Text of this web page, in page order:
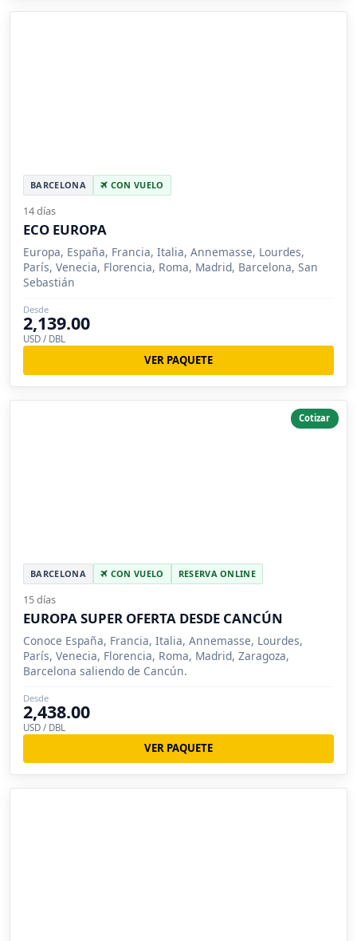
BARCELONA CON VUELO
14 días
ECO EUROPA
Europa, España, Francia, Italia, Annemasse, Lourdes,
París, Venecia, Florencia, Roma, Madrid, Barcelona, San
Sebastián
Desde
2,139.00
USD / DBL
VER PAQUETE
Cotizar
BARCELONA CON VUELO RESERVA ONLINE
15 días
EUROPA SUPER OFERTA DESDE CANCÚN
Conoce España, Francia, Italia, Annemasse, Lourdes,
París, Venecia, Florencia, Roma, Madrid, Zaragoza,
Barcelona saliendo de Cancún.
Desde
2,438.00
USD / DBL
VER PAQUETE